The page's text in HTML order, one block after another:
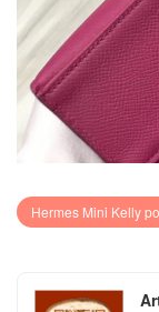
Hermes Mini Kelly